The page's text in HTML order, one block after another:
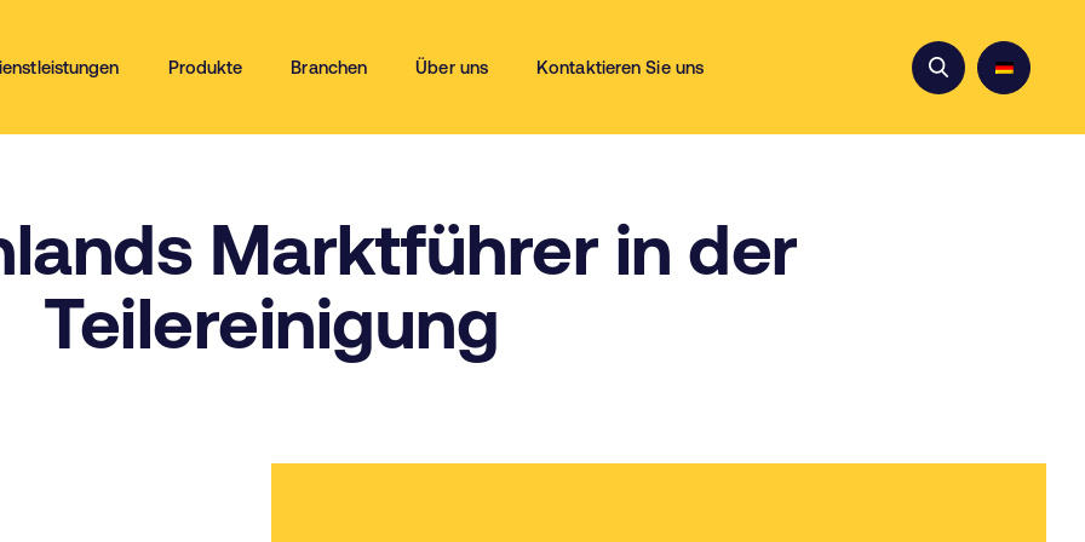
Produkte Branchen Über uns Kontaktieren Sie uns
Marktführer in der
Teilereinigung